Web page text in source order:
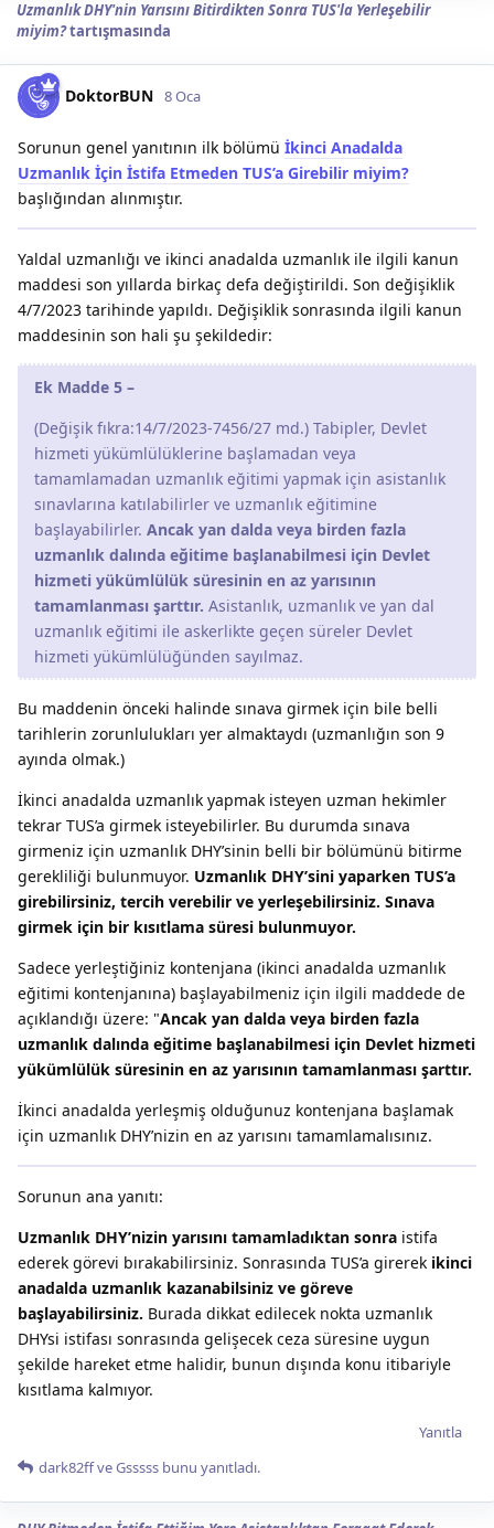
Uzmanlık DHY'nin Yarısını Bitirdikten Sonra TUS'la Yerleşebilir
miyim?tartışmasında
DoktorBUN 8 Oca
Sorunun genel yanıtının ilk bölümü İkinci Anadalda
Uzmanlık İçin İstifa Etmeden TUS’a Girebilir miyim?
başlığından alınmıştır.
Yaldal uzmanlığı ve ikinci anadalda uzmanlık ile ilgili kanun
maddesi son yıllarda birkaç defa değiştirildi. Son değişiklik
4/7/2023 tarihinde yapıldı. Değişiklik sonrasında ilgili kanun
maddesinin son hali şu şekildedir:
Ek Madde 5 –
(Değişik fıkra:14/7/2023-7456/27 md.) Tabipler, Devlet
hizmeti yükümlülüklerine başlamadan veya
tamamlamadan uzmanlık eğitimi yapmak için asistanlık
sınavlarına katılabilirler ve uzmanlık eğitimine
başlayabilirler. Ancak yan dalda veya birden fazla
uzmanlık dalında eğitime başlanabilmesi için Devlet
hizmeti yükümlülük süresinin en az yarısının
tamamlanması şarttır. Asistanlık, uzmanlık ve yan dal
uzmanlık eğitimi ile askerlikte geçen süreler Devlet
hizmeti yükümlülüğünden sayılmaz.
Bu maddenin önceki halinde sınava girmek için bile belli
tarihlerin zorunlulukları yer almaktaydı (uzmanlığın son 9
ayında olmak.)
İkinci anadalda uzmanlık yapmak isteyen uzman hekimler
tekrar TUS’a girmek isteyebilirler. Bu durumda sınava
girmeniz için uzmanlık DHY’sinin belli bir bölümünü bitirme
gerekliliği bulunmuyor. Uzmanlık DHY’sini yaparken TUS’a
girebilirsiniz, tercih verebilir ve yerleşebilirsiniz. Sınava
girmek için bir kısıtlama süresi bulunmuyor.
Sadece yerleştiğiniz kontenjana (ikinci anadalda uzmanlık
eğitimi kontenjanına) başlayabilmeniz için ilgili maddede de
açıklandığı üzere: "Ancak yan dalda veya birden fazla
uzmanlık dalında eğitime başlanabilmesi için Devlet hizmeti
yükümlülük süresinin en az yarısının tamamlanması şarttır.
İkinci anadalda yerleşmiş olduğunuz kontenjana başlamak
için uzmanlık DHY’nizin en az yarısını tamamlamalısınız.
Sorunun ana yanıtı:
Uzmanlık DHY’nizin yarısını tamamladıktan sonra istifa
ederek görevi bırakabilirsiniz. Sonrasında TUS’a girerek ikinci
anadalda uzmanlık kazanabilsiniz ve göreve
başlayabilirsiniz. Burada dikkat edilecek nokta uzmanlık
DHYsi istifası sonrasında gelişecek ceza süresine uygun
şekilde hareket etme halidir, bunun dışında konu itibariyle
kısıtlama kalmıyor.
Yanıtla
dark82ffveGsssss bunu yanıtladı.